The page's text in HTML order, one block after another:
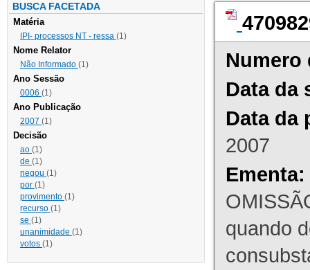
BUSCA FACETADA
Matéria
IPI- processos NT - ressa (1)
Nome Relator
Não Informado (1)
Ano Sessão
0006 (1)
Ano Publicação
2007 (1)
Decisão
ao (1)
de (1)
negou (1)
por (1)
provimento (1)
recurso (1)
se (1)
unanimidade (1)
votos (1)
Numero
Data da
Data da
2007
Ementa:
quando